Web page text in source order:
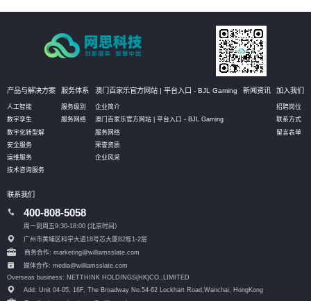
产品与解决方案
人工智能
数字孪生
数字化转型解
安全服务
运维服务
技术咨询服务
服务体系
服务级别
服务网络
澳门百家乐官方网站 | 平台入口 - BJL Gaming
企业简介
澳门百家乐官方网站 | 平台入口 - BJL Gaming
服务网络
荣誉资质
企业风采
新闻资讯 加入我们
招聘岗位
联系方式
留言表单
联系我们
400-808-5058
周一到周五9:30-18:00 (北京时间）
广州市黄埔区科学大道18号芯大厦B2栋1-2层
商务合作: marketing@williamsslate.com
媒体合作: media@williamsslate.com
Overseas business: NETTHINK HOLDINGS(HK)CO.,LIMITED
Add: Unit 04-05, 16F, The Broadway No.54-62 Lockhart Road, Wanchai, HongKong